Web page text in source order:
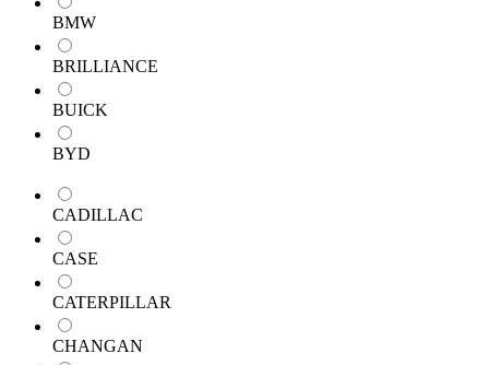
BMW
BRILLIANCE
BUICK
BYD
CADILLAC
CASE
CATERPILLAR
CHANGAN